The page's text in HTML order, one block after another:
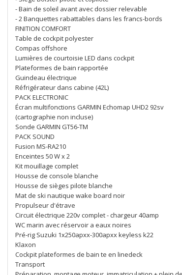
- Bain de soleil avant avec dossier relevable
- 2 Banquettes rabattables dans les francs-bords
FINITION COMFORT
Table de cockpit polyester
Compas offshore
Lumières de courtoisie LED dans cockpit
Plateformes de bain rapportée
Guindeau électrique
Réfrigérateur dans cabine (42L)
PACK ELECTRONIC
Écran multifonctions GARMIN Echomap UHD2 92sv
(cartographie non incluse)
Sonde GARMIN GT56-TM
PACK SOUND
Fusion MS-RA210
Enceintes 50 W x 2
Kit mouillage complet
Housse de console blanche
Housse de sièges pilote blanche
Mat de ski nautique wake board noir
Propulseur d'étrave
Circuit électrique 220v complet - chargeur 40amp
WC marin avec réservoir a eaux noires
Pré-rig Suzuki 1x250apxx-300apxx keyless k22
Klaxon
Cockpit plateformes de bain te en linedeck
Transport